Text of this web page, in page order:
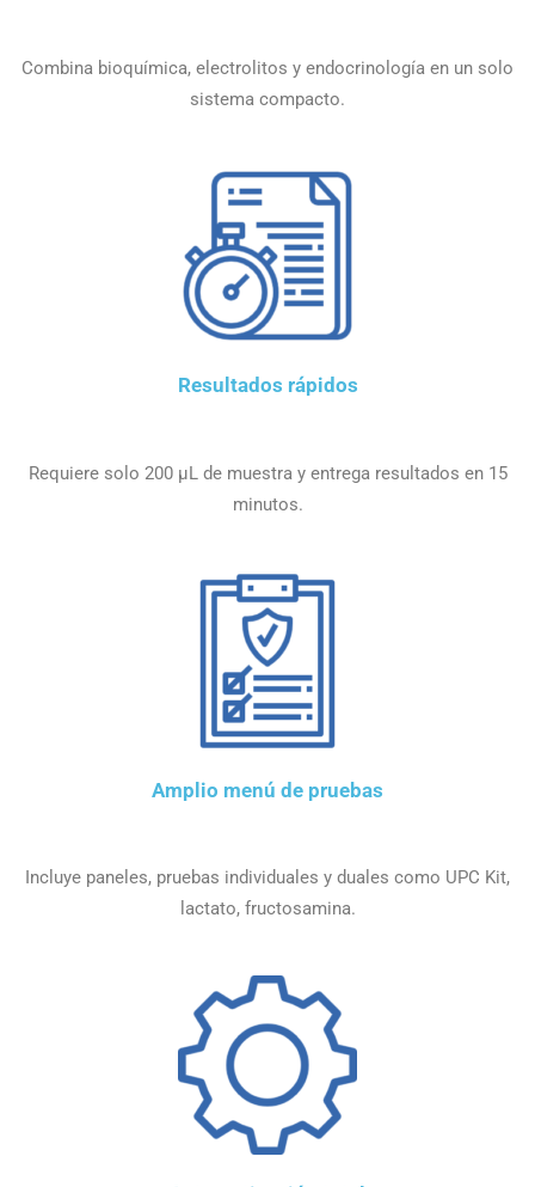
Combina bioquímica, electrolitos y endocrinología en un solo
sistema compacto.
Resultados rápidos
Requiere solo 200 µL de muestra y entrega resultados en 15
minutos.
Amplio menú de pruebas
Incluye paneles, pruebas individuales y duales como UPC Kit,
lactato, fructosamina.